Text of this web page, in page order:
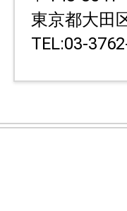
東京都大田
TEL:03-